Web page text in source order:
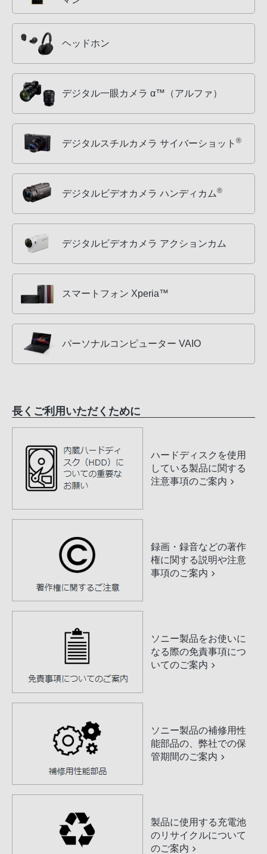
ヘッドホン
デジタル一眼カメラ α™（アルファ）
デジタルスチルカメラ サイバーショット ®
デジタルビデオカメラ ハンディカム®
デジタルビデオカメラ アクションカム
スマートフォン Xperia™
パーソナルコンピューター VAIO
長くご利用いただくために
ハードディスクを使用
している製品に関する
注意事項のご案内
録画・録音などの著作
権に関する説明や注意
事項のご案内
ソニー製品をお使いに
なる際の免責事項につ
いてのご案内
ソニー製品の補修用性
能部品の、弊社での保
管期間のご案内
製品に使用する充電池
のリサイクルについて
のご案内